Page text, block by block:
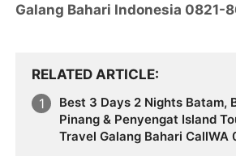
Galang Bahari Indonesia 0821-
RELATED ARTICLE
Best 3 Days 2 Nights Batam,
Pinang & Penyengat Island
Travel Galang Bahari